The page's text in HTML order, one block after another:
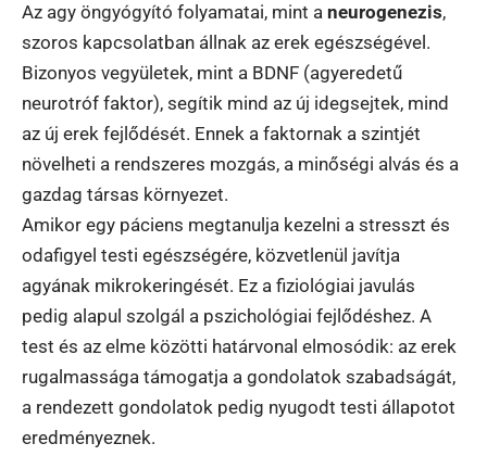
Az agy öngyógyító folyamatai, mint a neurogenezis,
szoros kapcsolatban állnak az erek egészségével.
Bizonyos vegyületek, mint a BDNF (agyeredetű
neurotróf faktor), segítik mind az új idegsejtek, mind
az új erek fejlődését. Ennek a faktornak a szintjét
növelheti a rendszeres mozgás, a minőségi alvás és a
gazdag társas környezet.
Amikor egy páciens megtanulja kezelni a stresszt és
odafigyel testi egészségére, közvetlenül javítja
agyának mikrokeringését. Ez a fiziológiai javulás
pedig alapul szolgál a pszichológiai fejlődéshez. A
test és az elme közötti határvonal elmosódik: az erek
rugalmassága támogatja a gondolatok szabadságát,
a rendezett gondolatok pedig nyugodt testi állapotot
eredményeznek.